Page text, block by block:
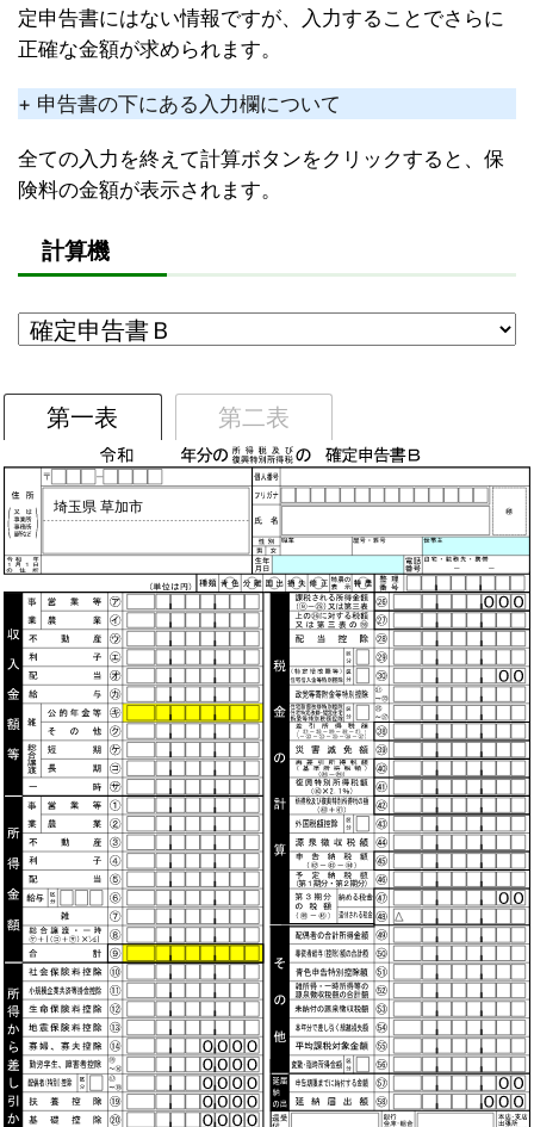
定申告書にはない情報ですが、入力することでさらに
正確な金額が求められます。
+ 申告書の下にある入力欄について
全ての入力を終えて計算ボタンをクリックすると、保
険料の金額が表示されます。
計算機